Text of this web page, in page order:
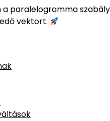
a paralelogramma szabály
vektort.